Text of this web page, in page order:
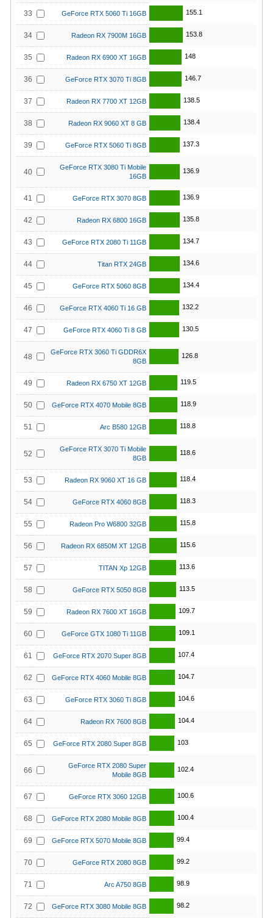
33 GeForce RTX 5060 Ti 16GB 155.1
34 Radeon RX 7900M 16GB 153.8
35 Radeon RX 6900 XT 16GB 148
36 GeForce RTX 3070 Ti 8GB 146.7
37 Radeon RX 7700 XT 12GB 138.5
38 Radeon RX 9060 XT 8 GB 138.4
39 GeForce RTX 5060 Ti 8GB 137.3
40
GeForce RTX 3080 Ti Mobile
16GB
136.9
41 GeForce RTX 3070 8GB 136.9
42 Radeon RX 6800 16GB 135.8
43 GeForce RTX 2080 Ti 11GB 134.7
44 Titan RTX 24GB 134.6
45 GeForce RTX 5060 8GB 134.4
46 GeForce RTX 4060 Ti 16 GB 132.2
47 GeForce RTX 4060 Ti 8 GB 130.5
48
GeForce RTX 3060 Ti GDDR6X
8GB
126.8
49 Radeon RX 6750 XT 12GB 119.5
50 GeForce RTX 4070 Mobile 8GB 118.9
51 Arc B580 12GB 118.8
52
GeForce RTX 3070 Ti Mobile
8GB
118.6
53 Radeon RX 9060 XT 16 GB 118.4
54 GeForce RTX 4060 8GB 118.3
55 Radeon Pro W6800 32GB 115.8
56 Radeon RX 6850M XT 12GB 115.6
57 TITAN Xp 12GB 113.6
58 GeForce RTX 5050 8GB 113.5
59 Radeon RX 7600 XT 16GB 109.7
60 GeForce GTX 1080 Ti 11GB 109.1
61 GeForce RTX 2070 Super 8GB 107.4
62 GeForce RTX 4060 Mobile 8GB 104.7
63 GeForce RTX 3060 Ti 8GB 104.6
64 Radeon RX 7600 8GB 104.4
65 GeForce RTX 2080 Super 8GB 103
66
GeForce RTX 2080 Super
Mobile 8GB
102.4
67 GeForce RTX 3060 12GB 100.6
68 GeForce RTX 2080 Mobile 8GB 100.4
69 GeForce RTX 5070 Mobile 8GB 99.4
70 GeForce RTX 2080 8GB 99.2
71 Arc A750 8GB 98.9
72 GeForce RTX 3080 Mobile 8GB 98.2